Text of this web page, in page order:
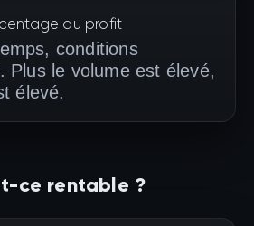
du profit
conditions
Plus le volume est élevé,
élevé.
ce rentable ?